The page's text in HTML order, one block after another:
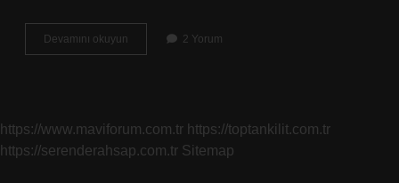
Devamını okuyun Yandalda
Dersten
2 Yorum
https://www.maviforum.com.tr https://toptankilit.com.tr
https://serenderahsap.com.tr Sitemap